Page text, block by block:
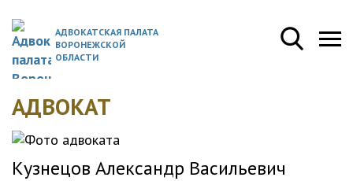
АДВОКАТСКАЯ ПАЛАТА
ВОРОНЕЖСКОЙ
ОБЛАСТИ
АДВОКАТ
Кузнецов Александр Васильевич